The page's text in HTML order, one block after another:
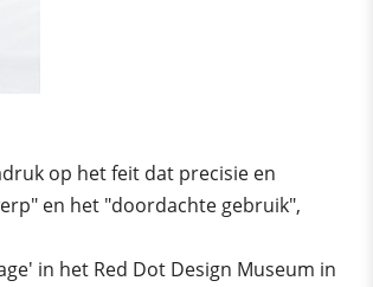
op het feit dat precisie en
en het "doordachte gebruik",
in het Red Dot Design Museum in